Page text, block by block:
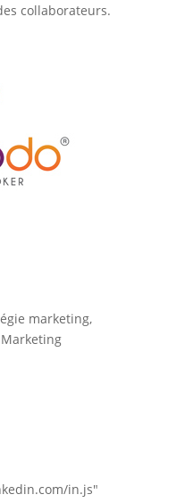
collaborateurs.
marketing,
in.js"